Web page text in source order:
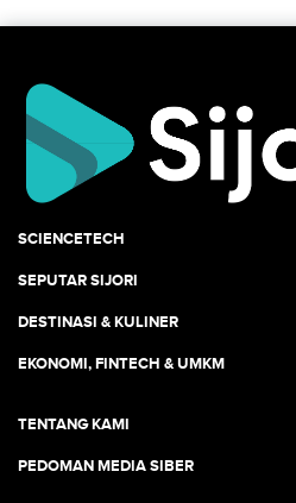
SCIENCETECH
SEPUTAR SIJORI
DESTINASI & KULINER
EKONOMI, FINTECH & UMKM
TENTANG KAMI
PEDOMAN MEDIA SIBER